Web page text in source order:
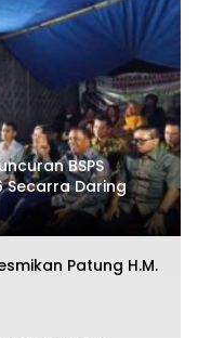
BSPS
Secarra Daring
Patung H.M.